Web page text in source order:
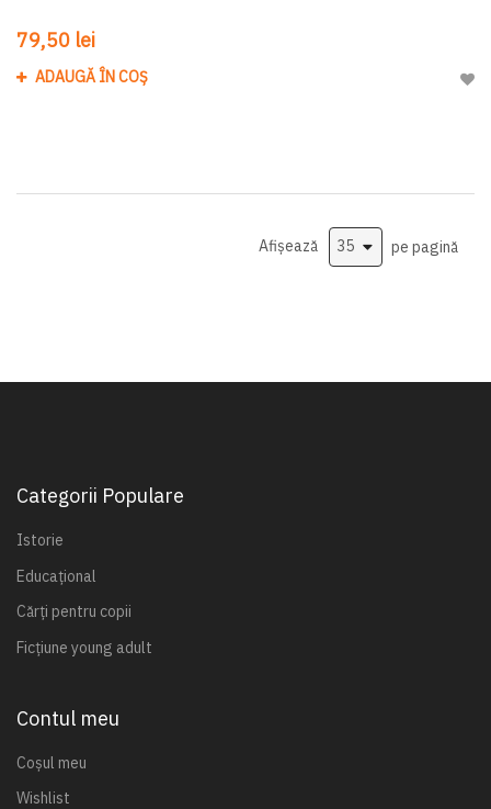
79,50 lei
ADAUGĂ ÎN COȘ
Afișează pe pagină
Categorii Populare
Istorie
Educațional
Cărți pentru copii
Ficțiune young adult
Contul meu
Coșul meu
Wishlist